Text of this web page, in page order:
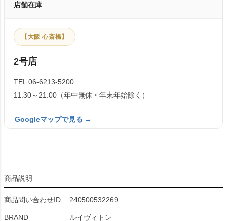
店舗在庫
【大阪 心斎橋】
2号店
TEL 06-6213-5200
11:30～21:00（年中無休・年末年始除く）
Googleマップで見る →
商品説明
商品問い合わせID 240500532269
BRAND ルイヴィトン